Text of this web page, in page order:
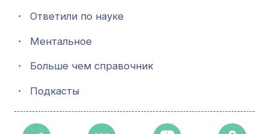
・ Ответили по науке
・ Ментальное
・ Больше чем справочник
・ Подкасты